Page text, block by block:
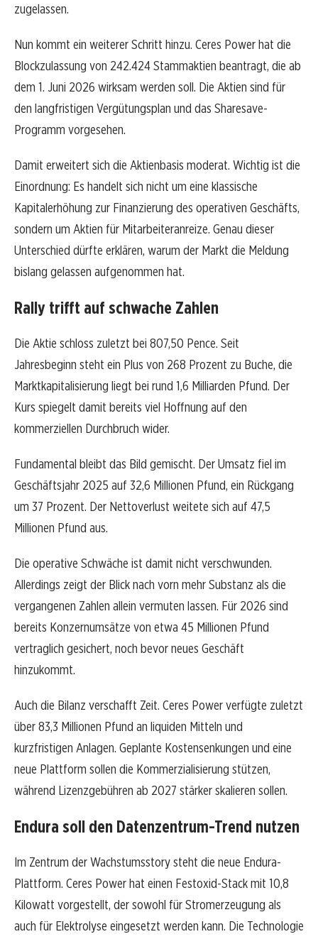
zugelassen.
Nun kommt ein weiterer Schritt hinzu. Ceres Power hat die
Blockzulassung von 242.424 Stammaktien beantragt, die ab
dem 1. Juni 2026 wirksam werden soll. Die Aktien sind für
den langfristigen Vergütungsplan und das Sharesave-
Programm vorgesehen.
Damit erweitert sich die Aktienbasis moderat. Wichtig ist die
Einordnung: Es handelt sich nicht um eine klassische
Kapitalerhöhung zur Finanzierung des operativen Geschäfts,
sondern um Aktien für Mitarbeiteranreize. Genau dieser
Unterschied dürfte erklären, warum der Markt die Meldung
bislang gelassen aufgenommen hat.
Rally trifft auf schwache Zahlen
Die Aktie schloss zuletzt bei 807,50 Pence. Seit
Jahresbeginn steht ein Plus von 268 Prozent zu Buche, die
Marktkapitalisierung liegt bei rund 1,6 Milliarden Pfund. Der
Kurs spiegelt damit bereits viel Hoffnung auf den
kommerziellen Durchbruch wider.
Fundamental bleibt das Bild gemischt. Der Umsatz fiel im
Geschäftsjahr 2025 auf 32,6 Millionen Pfund, ein Rückgang
um 37 Prozent. Der Nettoverlust weitete sich auf 47,5
Millionen Pfund aus.
Die operative Schwäche ist damit nicht verschwunden.
Allerdings zeigt der Blick nach vorn mehr Substanz als die
vergangenen Zahlen allein vermuten lassen. Für 2026 sind
bereits Konzernumsätze von etwa 45 Millionen Pfund
vertraglich gesichert, noch bevor neues Geschäft
hinzukommt.
Auch die Bilanz verschafft Zeit. Ceres Power verfügte zuletzt
über 83,3 Millionen Pfund an liquiden Mitteln und
kurzfristigen Anlagen. Geplante Kostensenkungen und eine
neue Plattform sollen die Kommerzialisierung stützen,
während Lizenzgebühren ab 2027 stärker skalieren sollen.
Endura soll den Datenzentrum-Trend nutzen
Im Zentrum der Wachstumsstory steht die neue Endura-
Plattform. Ceres Power hat einen Festoxid-Stack mit 10,8
Kilowatt vorgestellt, der sowohl für Stromerzeugung als
auch für Elektrolyse eingesetzt werden kann. Die Technologie